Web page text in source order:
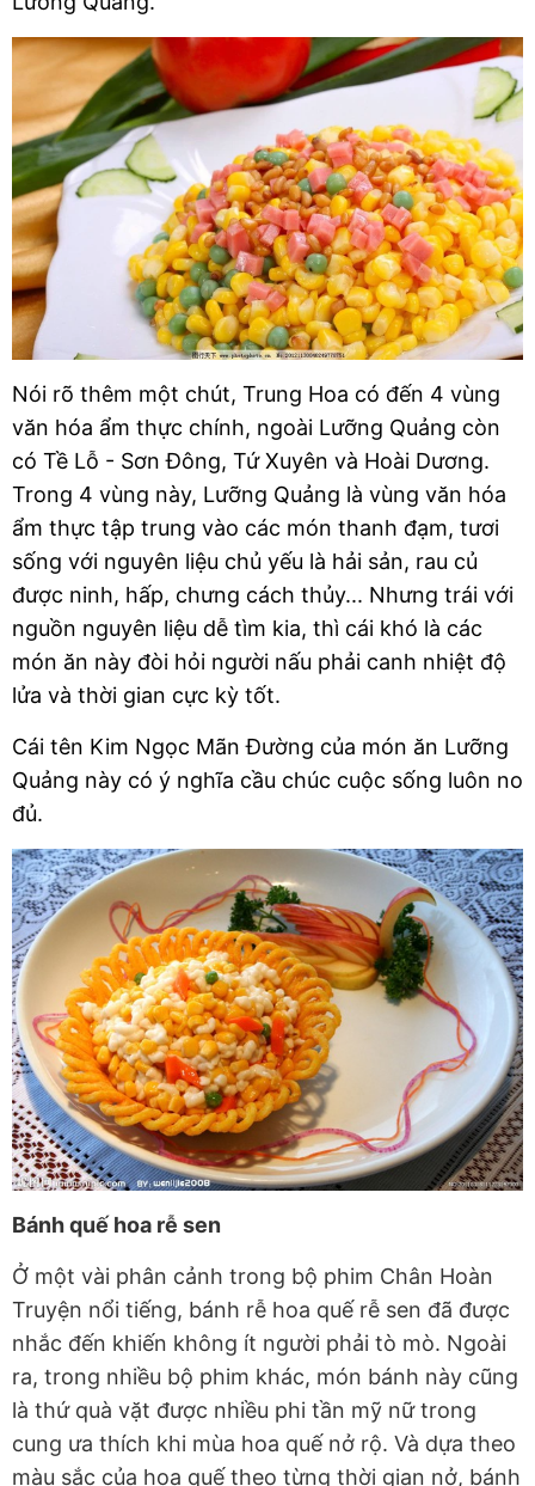
Nói rõ thêm một chút, Trung Hoa có đến 4 vùng
văn hóa ẩm thực chính, ngoài Lưỡng Quảng còn
có Tề Lỗ - Sơn Đông, Tứ Xuyên và Hoài Dương.
Trong 4 vùng này, Lưỡng Quảng là vùng văn hóa
ẩm thực tập trung vào các món thanh đạm, tươi
sống với nguyên liệu chủ yếu là hải sản, rau củ
được ninh, hấp, chưng cách thủy... Nhưng trái với
nguồn nguyên liệu dễ tìm kia, thì cái khó là các
món ăn này đòi hỏi người nấu phải canh nhiệt độ
lửa và thời gian cực kỳ tốt.
Cái tên Kim Ngọc Mãn Đường của món ăn Lưỡng
Quảng này có ý nghĩa cầu chúc cuộc sống luôn no
đủ.
Bánh quế hoa rễ sen
Ở một vài phân cảnh trong bộ phim Chân Hoàn
Truyện nổi tiếng, bánh rễ hoa quế rễ sen đã được
nhắc đến khiến không ít người phải tò mò. Ngoài
ra, trong nhiều bộ phim khác, món bánh này cũng
là thứ quà vặt được nhiều phi tần mỹ nữ trong
cung ưa thích khi mùa hoa quế nở rộ. Và dựa theo
màu sắc của hoa quế theo từng thời gian nở, bánh